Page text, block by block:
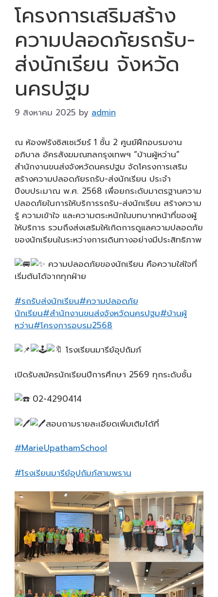
โครงการเสริมสร้าง
ความปลอดภัยรถรับ-
ส่งนักเรียน จังหวัด
นครปฐม
9 สิงหาคม 2025 by admin
ณ ห้องฟรังซิสเซเวียร์ 1 ชั้น 2 ศูนย์ฝึกอบรมงาน
อภิบาล อัครสังฆมณฑลกรุงเทพฯ “บ้านผู้หว่าน”
สำนักงานขนส่งจังหวัดนครปฐม จัดโครงการเสริม
สร้างความปลอดภัยรถรับ-ส่งนักเรียน ประจำ
ปีงบประมาณ พ.ศ. 2568 เพื่อยกระดับมาตรฐานความ
ปลอดภัยในการให้บริการรถรับ-ส่งนักเรียน สร้างความ
รู้ ความเข้าใจ และความตระหนักในบทบาทหน้าที่ของผู้
ให้บริการ รวมถึงส่งเสริมให้เกิดการดูแลความปลอดภัย
ของนักเรียนในระหว่างการเดินทางอย่างมีประสิทธิภาพ
ความปลอดภัยของนักเรียน คือความใส่ใจที่
เริ่มต้นได้จากทุกฝ่าย
#รถรับส่งนักเรียน#ความปลอดภัย
นักเรียน#สำนักงานขนส่งจังหวัดนครปฐม#บ้านผู้
หว่าน#โครงการอบรม2568
โรงเรียนมารีย์อุปถัมภ์
เปิดรับสมัครนักเรียนปีการศึกษา 2569 ทุกระดับชั้น
02-4290414
สอบถามรายละเอียดเพิ่มเติมได้ที่
#MarieUpathamSchool
#โรงเรียนมารีย์อุปถัมภ์สามพราน